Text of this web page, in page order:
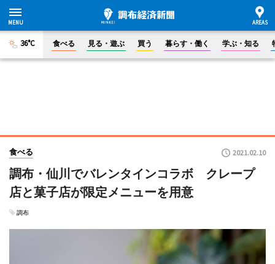
36°C 食べる 見る・遊ぶ 買う 暮らす・働く 学ぶ・知る
食べる 2021.02.10
調布・仙川でバレンタインコラボ クレープ
店と菓子店が限定メニューを用意
調布